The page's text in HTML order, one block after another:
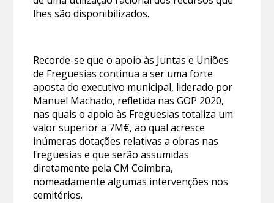
lhes são disponibilizados.
Recorde-se que o apoio às Juntas e Uniões
de Freguesias continua a ser uma forte
aposta do executivo municipal, liderado por
Manuel Machado, refletida nas GOP 2020,
nas quais o apoio às Freguesias totaliza um
valor superior a 7M€, ao qual acresce
inúmeras dotações relativas a obras nas
freguesias e que serão assumidas
diretamente pela CM Coimbra,
nomeadamente algumas intervenções nos
cemitérios.